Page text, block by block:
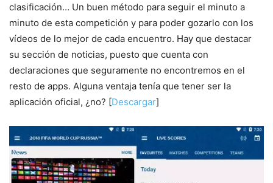
clasificación… Un buen método para seguir el minuto a
minuto de esta competición y para poder gozarlo con los
vídeos de lo mejor de cada encuentro. Hay que destacar
su sección de noticias, puesto que cuenta con
declaraciones que seguramente no encontremos en el
resto de apps. Alguna ventaja tenía que tener ser la
aplicación oficial, ¿no? [Descargar]